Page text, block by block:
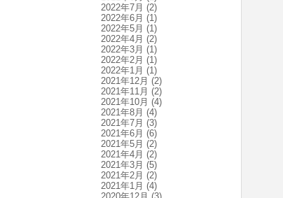
2022年7月 (2)
2022年6月 (1)
2022年5月 (1)
2022年4月 (2)
2022年3月 (1)
2022年2月 (1)
2022年1月 (1)
2021年12月 (2)
2021年11月 (2)
2021年10月 (4)
2021年8月 (4)
2021年7月 (3)
2021年6月 (6)
2021年5月 (2)
2021年4月 (2)
2021年3月 (5)
2021年2月 (2)
2021年1月 (4)